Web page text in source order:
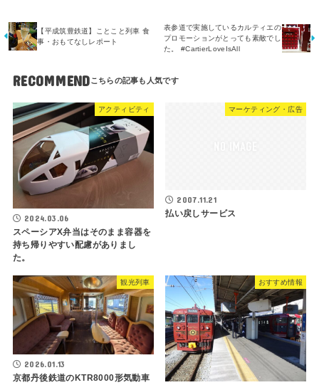
【平成筑豊鉄道】ことこと列車 食
事・おもてなしレポート
表参道で実施しているカルティエの
プロモーションがとっても素敵でし
た。 #CartierLoveIsAll
RECOMMEND
アクティビティ
2024.03.06
スペーシアX弁当はそのまま容器を
持ち帰りやすい配慮がありまし
た。
マーケティング・広告
2007.11.21
払い戻しサービス
観光列車
2026.01.13
京都丹後鉄道のKTR8000形気動車
おすすめ情報